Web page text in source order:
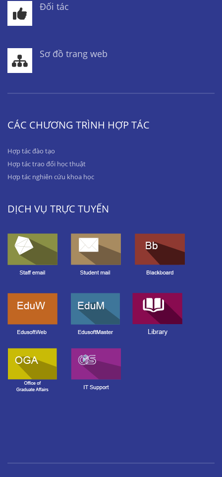
Đối tác
Sơ đồ trang web
CÁC CHƯƠNG TRÌNH HỢP TÁC
Hợp tác đào tạo
Hợp tác trao đổi học thuật
Hợp tác nghiên cứu khoa học
DỊCH VỤ TRỰC TUYẾN